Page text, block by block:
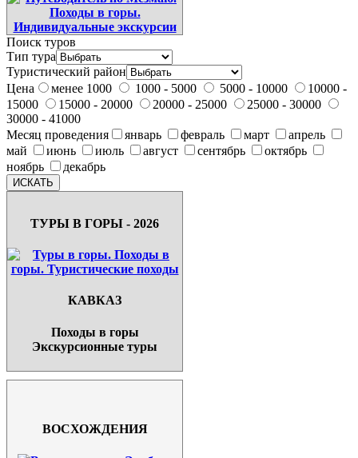
Поиск туров
Тип тура
Туристический район
Цена
менее 1000 1000 - 5000 5000 - 10000
10000 -
15000
15000 - 20000 20000 - 25000
25000 - 30000
30000 - 41000
Месяц проведения
январь февраль март
апрель
май
июнь июль август сентябрь
октябрь
ноябрь
декабрь
ТУРЫ В ГОРЫ - 2026
КАВКАЗ
Походы в горы
Экскурсионные туры
ВОСХОЖДЕНИЯ